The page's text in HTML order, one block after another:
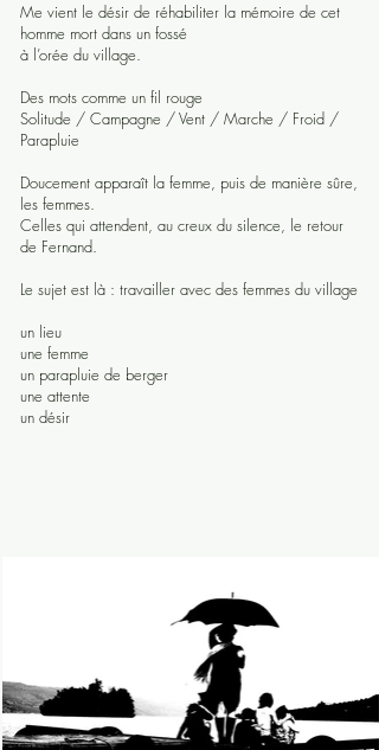
Me vient le désir de réhabiliter la mémoire de cet
homme mort dans un fossé
à l’orée du village.
Des mots comme un fil rouge
Solitude / Campagne / Vent / Marche / Froid /
Parapluie
Doucement apparaît la femme, puis de manière sûre,
les femmes.
Celles qui attendent, au creux du silence, le retour
de Fernand.
Le sujet est là : travailler avec des femmes du village
un lieu
une femme
un parapluie de berger
une attente
un désir